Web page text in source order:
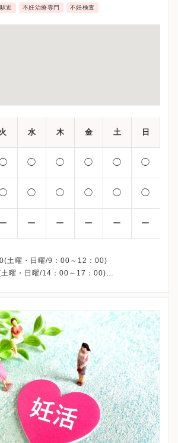
駅近 不妊治療専門 不妊検査
火 水 木 金 土 日
◯ ◯ ◯ ◯ ◯
◯ ◯ ◯ ◯ ◯
ー ー ー ー ー ー
土曜・日曜/9：00～12：00)
曜・日曜/14：00～17：00)